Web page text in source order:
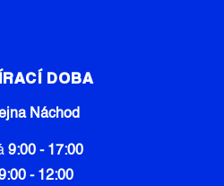
DOBA
Náchod
9:00 - 17:00
- 12:00